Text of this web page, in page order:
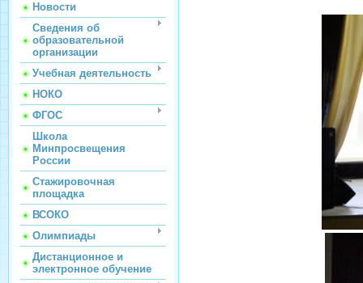
Новости
Сведения об
образовательной
организации
Учебная деятельность
НОКО
ФГОС
Школа
Минпросвещения
России
Стажировочная
площадка
ВСОКО
Олимпиады
Дистанционное и
электронное обучение